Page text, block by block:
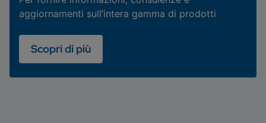
aggiornamenti sull’intera gamma di prodotti
Scopri di più